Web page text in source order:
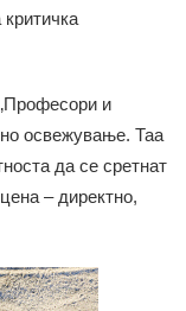
и
освежување. Таа
да се сретнат
– директно,